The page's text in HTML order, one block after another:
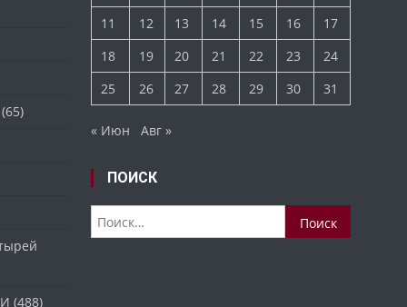
(65)
(488)
11
12 13 14 15 16
17
18
19 20 21 22 23
24
25
26 27 28 29 30 31
« Июн Авг »
ПОИСК
Найти: